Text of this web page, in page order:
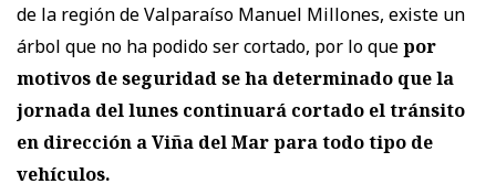
de la región de Valparaíso Manuel Millones, existe un
árbol que no ha podido ser cortado, por lo quepor
motivos de seguridad se ha determinado que la
jornada del lunes continuará cortado el tránsito
en dirección a Viña del Mar para todo tipo de
vehículos.